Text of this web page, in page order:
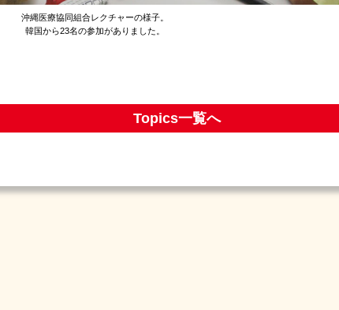
沖縄医療協同組合レクチャーの様子。
韓国から23名の参加がありました。
Topics一覧へ